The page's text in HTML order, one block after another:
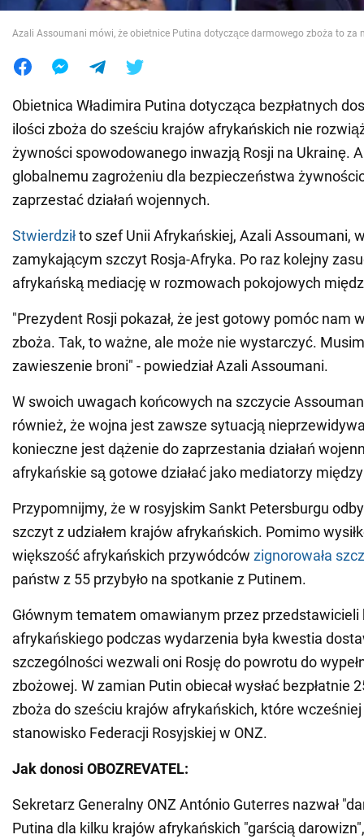
Jedzenie
Azali Assoumani mówi, że obietnice Putina dotyczące darmowego zboża to za
Obietnica Władimira Putina dotycząca bezpłatnych
ilości zboża do sześciu krajów afrykańskich nie
żywności spowodowanego inwazją Rosji na Ukrainę.
globalnemu zagrożeniu dla bezpieczeństwa
zaprzestać działań wojennych.
Stwierdziłto szef Unii Afrykańskiej, Azali Assoumani,
zamykającym szczyt Rosja-Afryka. Po raz kolejny
afrykańską mediację w rozmowach pokojowych
"Prezydent Rosji pokazał, że jest gotowy pomóc nam
zboża. Tak, to ważne, ale może nie wystarczyć.
zawieszenie broni" - powiedział Azali Assoumani.
W swoich uwagach końcowych na szczycie
również, że wojna jest zawsze sytuacją
konieczne jest dążenie do zaprzestania działań
afrykańskie są gotowe działać jako mediatorzy
Przypomnijmy, że w rosyjskim Sankt Petersburgu
szczyt z udziałem krajów afrykańskich. Pomimo
większość afrykańskich przywódców zignorowała
państw z 55 przybyło na spotkanie z Putinem.
Głównym tematem omawianym przez
afrykańskiego podczas wydarzenia była kwestia
szczególności wezwali oni Rosję do powrotu do
zbożowej. W zamian Putin obiecał wysłać bezpłatnie
zboża do sześciu krajów afrykańskich, które wcześniej
stanowisko Federacji Rosyjskiej w ONZ.
Jak donosi OBOZREVATEL:
Sekretarz Generalny ONZ António Guterres nazwał
Putina dla kilku krajów afrykańskich "garścią